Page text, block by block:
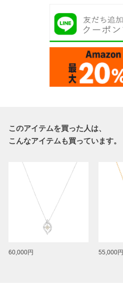
このアイテムを買った人は、
こんなアイテムも買っています。
60,000円 55,000円